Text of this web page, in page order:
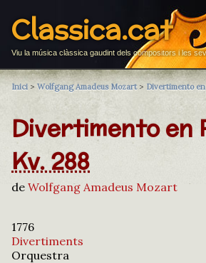
Classica.cat
Viu la música clàssica gaudint dels compositors i les
Inici > Wolfgang Amadeus Mozart> Divertimento
Divertimento en
Kv. 288
de Wolfgang Amadeus Mozart
1776
Divertiments
Orquestra